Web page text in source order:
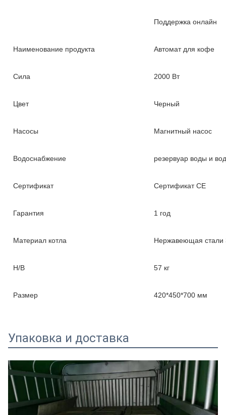
Поддержка онлайн
Наименование продукта Автомат для кофе
Сила 2000 Вт
Цвет Черный
Насосы Магнитный насос
Водоснабжение резервуар воды и
Сертификат Сертификат CE
Гарантия 1 год
Материал котла Нержавеющая стали
Н/В 57 кг
Размер 420*450*700 мм
Упаковка и доставка